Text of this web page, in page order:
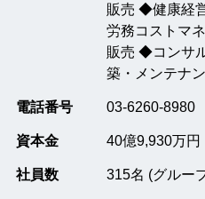
販売 ◆健康経
労務コストマ
販売 ◆コンサ
築・メンテナ
電話番号 03-6260-8980
資本金 40億9,930万円
社員数 315名 (グルー